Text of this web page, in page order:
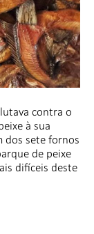
contra o
à sua
dos sete fornos
de peixe
difíceis deste